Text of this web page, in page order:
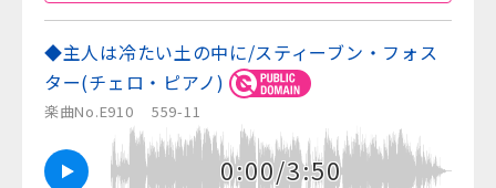
◆主人は冷たい土の中に/スティーブン・フォス
ター(チェロ・ピアノ)
楽曲No.E910 559-11
0:00/3:50